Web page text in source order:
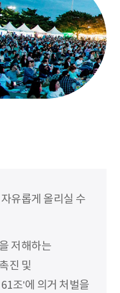
유롭게 올리실 수
저해하는
진 및
조’에 의거 처벌을